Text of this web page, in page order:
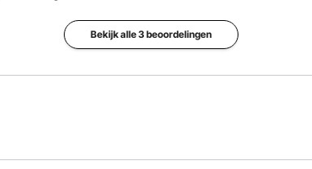
Productgewicht
9,2 kg ±
Bekijk alle 3 beoordelingen